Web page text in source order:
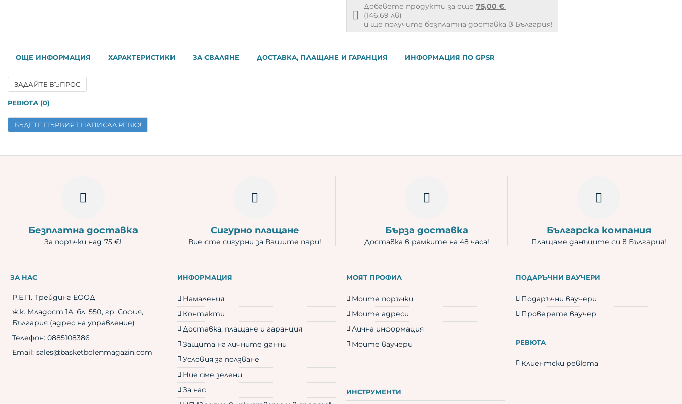
Free
shipping
Добавете продукти за още 75,00 €
(146,69 лв)
и ще получите безплатна доставка в България!
ОЩЕ ИНФОРМАЦИЯ ХАРАКТЕРИСТИКИ ЗА СВАЛЯНЕ ДОСТАВКА, ПЛАЩАНЕ И ГАРАНЦИЯ ИНФОРМАЦИЯ ПО GPSR
ЗАДАЙТЕ ВЪПРОС
Име
Имейл
РЕВЮТА (0)
БЪДЕТЕ ПЪРВИЯТ НАПИСАЛ РЕВЮ!
Безплатна доставка
За поръчки над 75 €!
Сигурно плащане
Вие сте сигурни за Вашите пари!
Бърза доставка
Доставка в рамките на 48 часа!
Българска компания
Плащаме данъците си в България!
ЗА НАС
Р.Е.П. Трейдинг ЕООД
ж.к. Младост 1А, бл. 550, гр. София,
България (адрес на управление)
Телефон: 0885108386
Email: sales@basketbolenmagazin.com
ИНФОРМАЦИЯ
Намаления
Контакти
Доставка, плащане и гаранция
Защита на личните данни
Условия за ползване
Ние сме зелени
За нас
МОЯТ ПРОФИЛ
Моите поръчки
Моите адреси
Лична информация
Моите ваучери
ПОДАРЪЧНИ ВАУЧЕРИ
Подаръчни ваучери
Проверете ваучер
РЕВЮТА
Клиентски ревюта
ИНСТРУМЕНТИ